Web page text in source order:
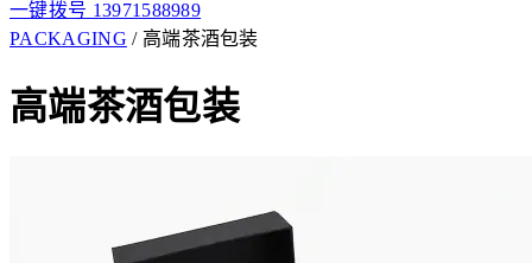
一键拨号 13971588989
PACKAGING / 高端茶酒包装
高端茶酒包装